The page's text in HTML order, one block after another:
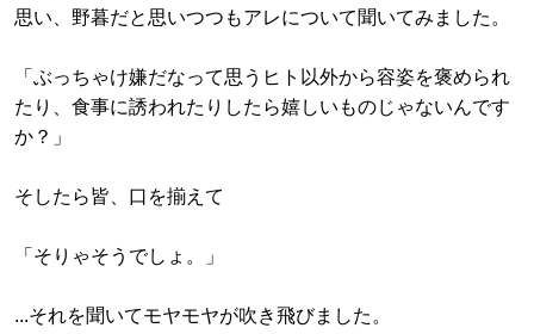
思い、野暮だと思いつつもアレについて聞いてみました。
「ぶっちゃけ嫌だなって思うヒト以外から容姿を褒められ
たり、食事に誘われたりしたら嬉しいものじゃないんです
か？」
そしたら皆、口を揃えて
「そりゃそうでしょ。」
...それを聞いてモヤモヤが吹き飛びました。